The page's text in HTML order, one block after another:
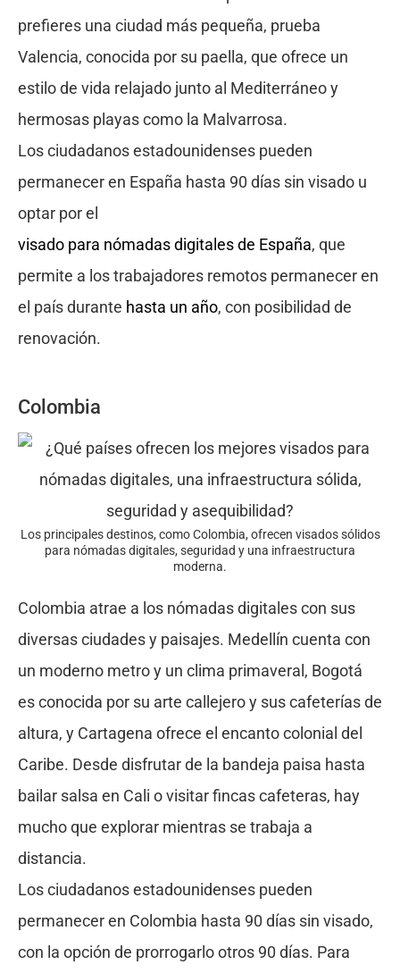
prefieres una ciudad más pequeña, prueba
Valencia, conocida por su paella, que ofrece un
estilo de vida relajado junto al Mediterráneo y
hermosas playas como la Malvarrosa.
Los ciudadanos estadounidenses pueden
permanecer en España hasta 90 días sin visado u
optar por el
visado para nómadas digitales de España, que
permite a los trabajadores remotos permanecer en
el país durante hasta un año, con posibilidad de
renovación.
Colombia
Los principales destinos, como Colombia, ofrecen visados sólidos
para nómadas digitales, seguridad y una infraestructura
moderna.
Colombia atrae a los nómadas digitales con sus
diversas ciudades y paisajes. Medellín cuenta con
un moderno metro y un clima primaveral, Bogotá
es conocida por su arte callejero y sus cafeterías de
altura, y Cartagena ofrece el encanto colonial del
Caribe. Desde disfrutar de la bandeja paisa hasta
bailar salsa en Cali o visitar fincas cafeteras, hay
mucho que explorar mientras se trabaja a
distancia.
Los ciudadanos estadounidenses pueden
permanecer en Colombia hasta 90 días sin visado,
con la opción de prorrogarlo otros 90 días. Para